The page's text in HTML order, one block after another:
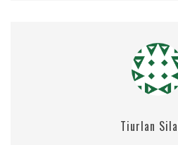
Tiurlan